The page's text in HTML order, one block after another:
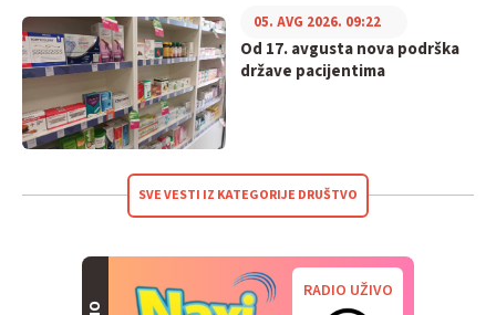
Od 17. avgusta nova podrška
države pacijentima
05. AVG 2026. 09:22
SVE VESTI IZ KATEGORIJE DRUŠTVO
RADIO UŽIVO